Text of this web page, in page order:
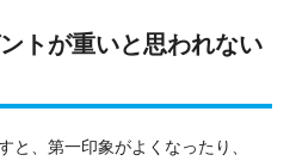
トが重いと思われない
と、第一印象がよくなったり、